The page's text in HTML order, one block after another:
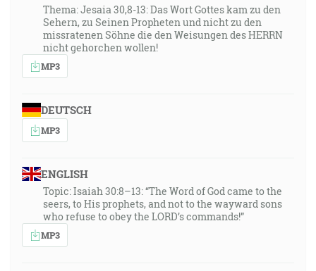
Thema: Jesaia 30,8-13: Das Wort Gottes kam zu den
Sehern, zu Seinen Propheten und nicht zu den
missratenen Söhne die den Weisungen des HERRN
nicht gehorchen wollen!
MP3
DEUTSCH
MP3
ENGLISH
Topic: Isaiah 30:8–13: “The Word of God came to the
seers, to His prophets, and not to the wayward sons
who refuse to obey the LORD’s commands!”
MP3